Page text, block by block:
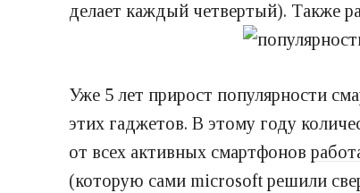
делает каждый четвертый). Также
Уже 5 лет прирост популярности
этих гаджетов. В этому году
от всех активных смартфонов
(которую сами microsoft решили